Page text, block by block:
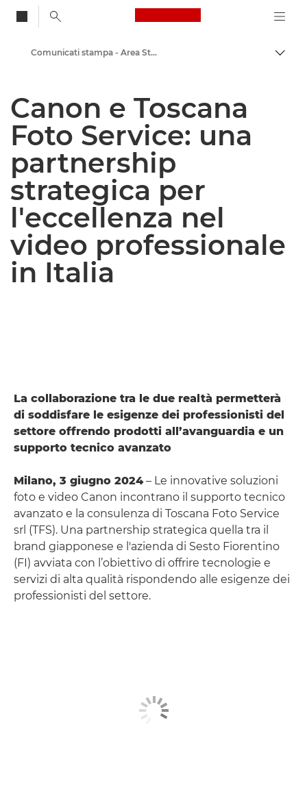
Canon Logo, back
Area stampa
Comunicati stampa - Area Stampa di Canon
Canon e Toscana
Foto Service: una
partnership
strategica per
l'eccellenza nel
video professionale
in Italia
La collaborazione tra le due realtà permetterà
di soddisfare le esigenze dei professionisti del
settore offrendo prodotti all’avanguardia e un
supporto tecnico avanzato
Milano, 3 giugno 2024 – Le innovative soluzioni
foto e video Canon incontrano il supporto tecnico
avanzato e la consulenza di Toscana Foto Service
srl (TFS). Una partnership strategica quella tra il
brand giapponese e l'azienda di Sesto Fiorentino
(FI) avviata con l’obiettivo di offrire tecnologie e
servizi di alta qualità rispondendo alle esigenze dei
professionisti del settore.